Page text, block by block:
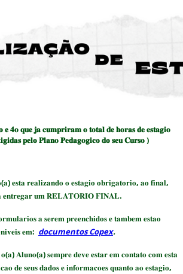
𝟒𝐨 𝐪𝐮𝐞 𝐣𝐚 𝐜𝐮𝐦𝐩𝐫𝐢𝐫𝐚𝐦 𝐨 𝐭𝐨𝐭𝐚𝐥 𝐝𝐞 𝐡𝐨𝐫𝐚𝐬 𝐝𝐞 𝐞𝐬𝐭𝐚𝐠𝐢𝐨
𝐩𝐞𝐥𝐨 𝐏𝐥𝐚𝐧𝐨 𝐏𝐞𝐝𝐚𝐠𝐨𝐠𝐢𝐜𝐨 𝐝𝐨 𝐬𝐞𝐮 𝐂𝐮𝐫𝐬𝐨 )
𝐫𝐞𝐚𝐥𝐢𝐳𝐚𝐧𝐝𝐨 𝐨 𝐞𝐬𝐭𝐚𝐠𝐢𝐨 𝐨𝐛𝐫𝐢𝐠𝐚𝐭𝐨𝐫𝐢𝐨, 𝐚𝐨 𝐟𝐢𝐧𝐚𝐥,
𝐞𝐧𝐭𝐫𝐞𝐠𝐚𝐫 𝐮𝐦 𝐑𝐄𝐋𝐀𝐓𝐎𝐑𝐈𝐎 𝐅𝐈𝐍𝐀𝐋.
𝐚 𝐬𝐞𝐫𝐞𝐦 𝐩𝐫𝐞𝐞𝐧𝐜𝐡𝐢𝐝𝐨𝐬 𝐞 𝐭𝐚𝐦𝐛𝐞𝐦 𝐞𝐬𝐭𝐚𝐨
𝐞𝐦: documentos Copex.
𝐀𝐥𝐮𝐧𝐨(𝐚) 𝐬𝐞𝐦𝐩𝐫𝐞 𝐝𝐞𝐯𝐞 𝐞𝐬𝐭𝐚𝐫 𝐞𝐦 𝐜𝐨𝐧𝐭𝐚𝐭𝐨 𝐜𝐨𝐦 𝐞𝐬𝐭𝐚
𝐝𝐞 𝐬𝐞𝐮𝐬 𝐝𝐚𝐝𝐨𝐬 𝐞 𝐢𝐧𝐟𝐨𝐫𝐦𝐚𝐜𝐨𝐞𝐬 𝐪𝐮𝐚𝐧𝐭𝐨 𝐚𝐨 𝐞𝐬𝐭𝐚𝐠𝐢𝐨,